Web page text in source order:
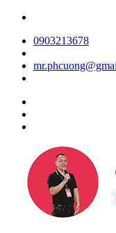
0903213678